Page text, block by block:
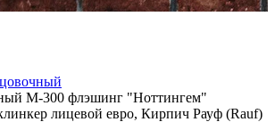
М-300 флэшинг "Ноттингем"
лицевой евро, Кирпич Рауф (Rauf)